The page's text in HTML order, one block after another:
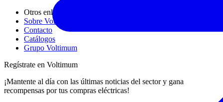
Otros enlaces
Sobre Voltimum
Contacto
Catálogos
Grupo Voltimum
Regístrate en Voltimum
¡Mantente al día con las últimas noticias del sector y gana
recompensas por tus compras eléctricas!